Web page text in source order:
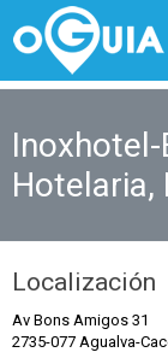
Hotelaria,
Localización
Av Bons Amigos 31
2735-077 Agualva-